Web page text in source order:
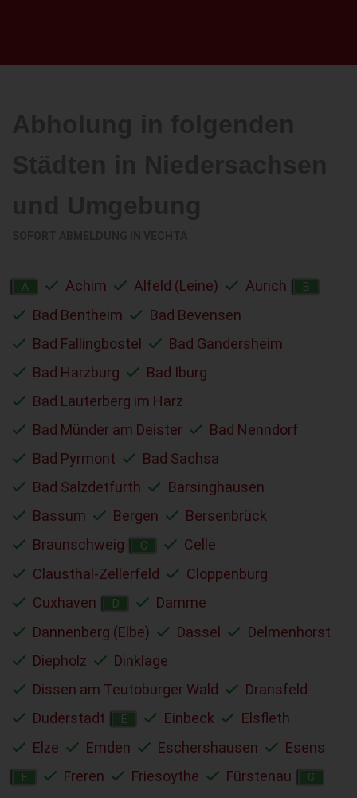
A Achim Alfeld (Leine) Aurich B
Bad Bentheim
Bad Bevensen
Bad Fallingbostel
Bad Gandersheim
Bad Harzburg
Bad Iburg
Bad Lauterberg im Harz
Bad Münder am Deister
Bad Nenndorf
Bad Pyrmont
Bad Sachsa
Bad Salzdetfurth
Barsinghausen
Bassum
Bergen
Bersenbrück
Braunschweig
C
Celle
Clausthal-Zellerfeld
Cloppenburg
Cuxhaven
D
Damme
Dannenberg (Elbe)
Dassel
Delmenhorst
Diepholz
Dinklage
Dissen am Teutoburger Wald
Dransfeld
Duderstadt
E Einbeck
Elsfleth
Elze
Emden Eschershausen Esens
F Freren Friesoythe Fürstenau G